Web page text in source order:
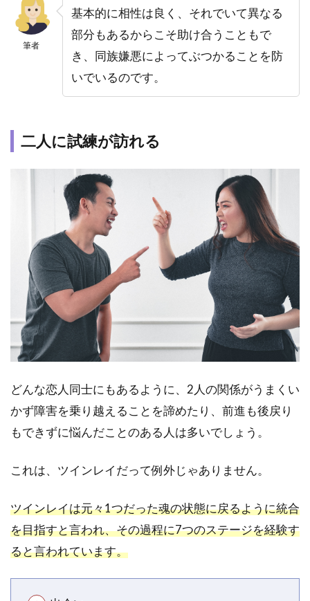
筆者
基本的に相性は良く、それでいて異なる
部分もあるからこそ助け合うこともで
き、同族嫌悪によってぶつかることを防
いでいるのです。
二人に試練が訪れる
どんな恋人同士にもあるように、2人の関係がうまくい
かず障害を乗り越えることを諦めたり、前進も後戻り
もできずに悩んだことのある人は多いでしょう。
これは、ツインレイだって例外じゃありません。
ツインレイは元々1つだった魂の状態に戻るように統合
を目指すと言われ、その過程に7つのステージを経験す
ると言われています。